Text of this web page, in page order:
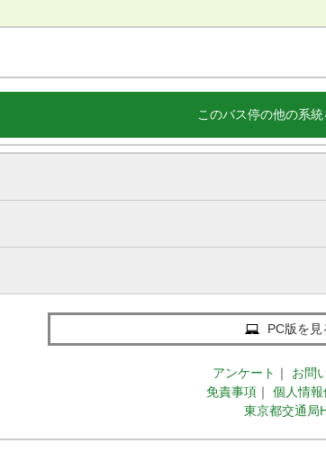
このバス停の他の系統
PC版を見
アンケート ｜
お問
免責事項 ｜
個人情
東京都交通局